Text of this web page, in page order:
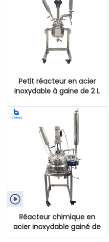
Petit réacteur en acier
inoxydable à gaine de 2 L

Réacteur chimique en
acier inoxydable gainé de
10 L